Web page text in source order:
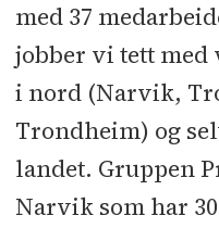
med 37
jobber vi tett med
i nord (Narvik,
Trondheim) og
landet. Gruppen
Narvik som har